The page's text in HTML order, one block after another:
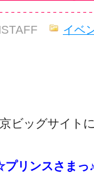
イベ
ビッグサイト
ンスさまっ♪